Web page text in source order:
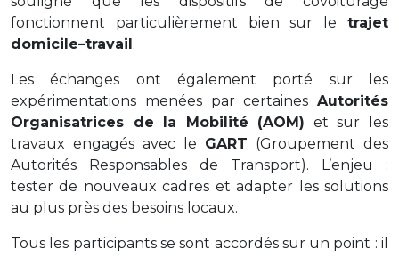
fonctionnent particulièrement bien sur le trajet
domicile–travail.
Les échanges ont également porté sur les
expérimentations menées par certaines Autorités
Organisatrices de la Mobilité (AOM) et sur les
travaux engagés avec le GART (Groupement des
Autorités Responsables de Transport). L’enjeu :
tester de nouveaux cadres et adapter les solutions
au plus près des besoins locaux.
Tous les participants se sont accordés sur un point : il